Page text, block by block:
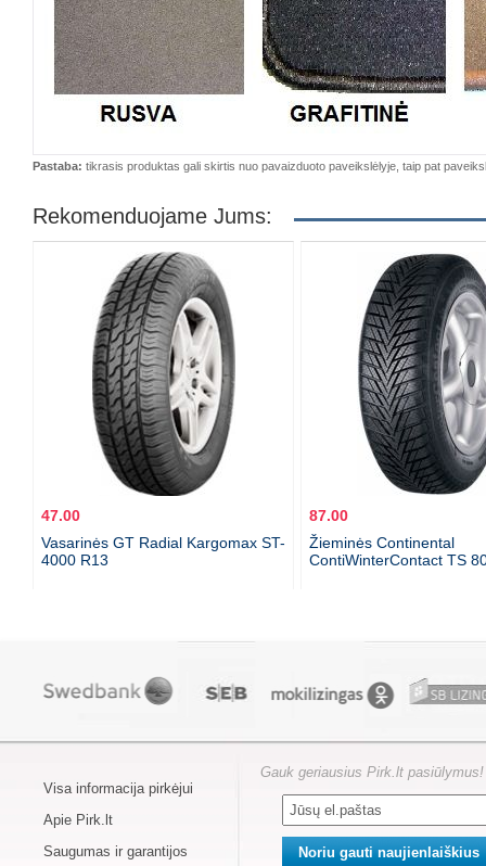
Pastaba: tikrasis produktas gali skirtis nuo pavaizduoto paveikslėlyje, taip pat
Rekomenduojame Jums:
47.00
Vasarinės GT Radial Kargomax ST-
4000 R13
87.00
Žieminės Continental
ContiWinterContact TS
Visa informacija pirkėjui
Apie Pirk.lt
Saugumas ir garantijos
Gauk geriausius Pirk.lt pasiūlymus!